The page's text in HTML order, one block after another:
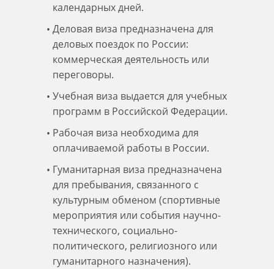
календарных дней.
Деловая виза предназначена для
деловых поездок по России:
коммерческая деятельность или
переговоры.
Учебная виза выдается для учебных
программ в Российской Федерации.
Рабочая виза необходима для
оплачиваемой работы в России.
Гуманитарная виза предназначена
для пребывания, связанного с
культурным обменом (спортивные
мероприятия или события научно-
технического, социально-
политического, религиозного или
гуманитарного назначения).